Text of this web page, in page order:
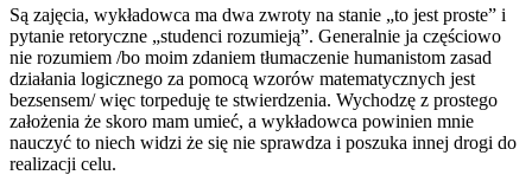
Są zajęcia, wykładowca ma dwa zwroty na stanie „to jest proste” i
pytanie retoryczne „studenci rozumieją”. Generalnie ja częściowo
nie rozumiem /bo moim zdaniem tłumaczenie humanistom zasad
działania logicznego za pomocą wzorów matematycznych jest
bezsensem/ więc torpeduję te stwierdzenia. Wychodzę z prostego
założenia że skoro mam umieć, a wykładowca powinien mnie
nauczyć to niech widzi że się nie sprawdza i poszuka innej drogi do
realizacji celu.